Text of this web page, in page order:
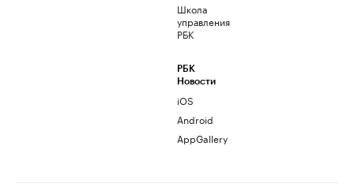
Школа
управления
РБК
РБК
Новости
iOS
Android
AppGallery